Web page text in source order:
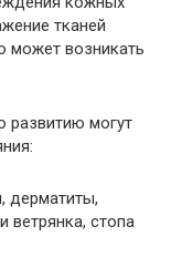
тканей
может возникать
развитию могут
дерматиты,
стопа